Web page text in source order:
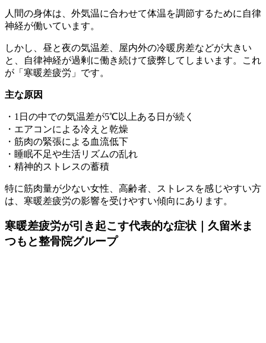
人間の身体は、外気温に合わせて体温を調節するために自律
神経が働いています。
しかし、昼と夜の気温差、屋内外の冷暖房差などが大きい
と、自律神経が過剰に働き続けて疲弊してしまいます。これ
が「寒暖差疲労」です。
主な原因
・1日の中での気温差が5℃以上ある日が続く
・エアコンによる冷えと乾燥
・筋肉の緊張による血流低下
・睡眠不足や生活リズムの乱れ
・精神的ストレスの蓄積
特に筋肉量が少ない女性、高齢者、ストレスを感じやすい方
は、寒暖差疲労の影響を受けやすい傾向にあります。
寒暖差疲労が引き起こす代表的な症状｜久留米ま
つもと整骨院グループ